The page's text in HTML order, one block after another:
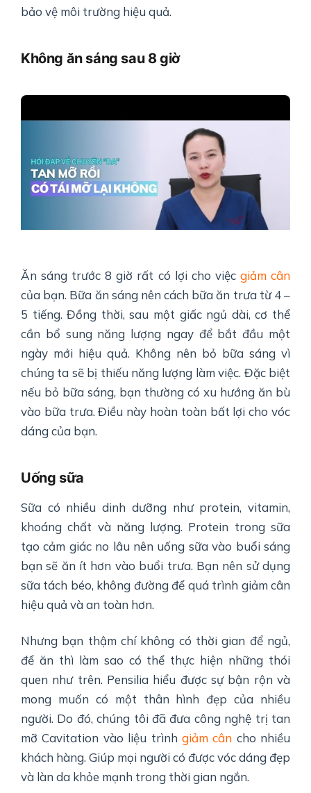
bảo vệ môi trường hiệu quả.
Không ăn sáng sau 8 giờ
Ăn sáng trước 8 giờ rất có lợi cho việc giảm cân
của bạn. Bữa ăn sáng nên cách bữa ăn trưa từ 4 –
5 tiếng. Đồng thời, sau một giấc ngủ dài, cơ thể
cần bổ sung năng lượng ngay để bắt đầu một
ngày mới hiệu quả. Không nên bỏ bữa sáng vì
chúng ta sẽ bị thiếu năng lượng làm việc. Đặc biệt
nếu bỏ bữa sáng, bạn thường có xu hướng ăn bù
vào bữa trưa. Điều này hoàn toàn bất lợi cho vóc
dáng của bạn.
Uống sữa
Sữa có nhiều dinh dưỡng như protein, vitamin,
khoáng chất và năng lượng. Protein trong sữa
tạo cảm giác no lâu nên uống sữa vào buổi sáng
bạn sẽ ăn ít hơn vào buổi trưa. Bạn nên sử dụng
sữa tách béo, không đường để quá trình giảm cân
hiệu quả và an toàn hơn.
Nhưng bạn thậm chí không có thời gian để ngủ,
để ăn thì làm sao có thể thực hiện những thói
quen như trên. Pensilia hiểu được sự bận rộn và
mong muốn có một thân hình đẹp của nhiều
người. Do đó, chúng tôi đã đưa công nghệ trị tan
mỡ Cavitation vào liệu trình giảm cân cho nhiều
khách hàng. Giúp mọi người có được vóc dáng đẹp
và làn da khỏe mạnh trong thời gian ngắn.